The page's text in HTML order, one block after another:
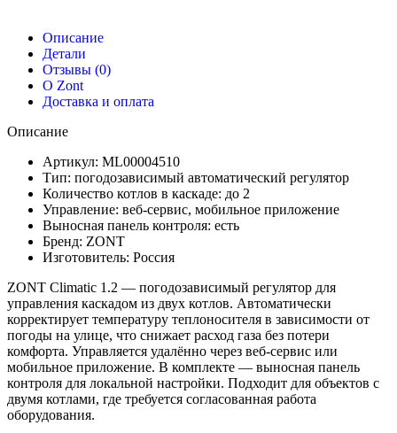
Описание
Детали
Отзывы (0)
О Zont
Доставка и оплата
Описание
Артикул: ML00004510
Тип: погодозависимый автоматический регулятор
Количество котлов в каскаде: до 2
Управление: веб-сервис, мобильное приложение
Выносная панель контроля: есть
Бренд: ZONT
Изготовитель: Россия
ZONT Climatic 1.2 — погодозависимый регулятор для
управления каскадом из двух котлов. Автоматически
корректирует температуру теплоносителя в зависимости от
погоды на улице, что снижает расход газа без потери
комфорта. Управляется удалённо через веб-сервис или
мобильное приложение. В комплекте — выносная панель
контроля для локальной настройки. Подходит для объектов с
двумя котлами, где требуется согласованная работа
оборудования.